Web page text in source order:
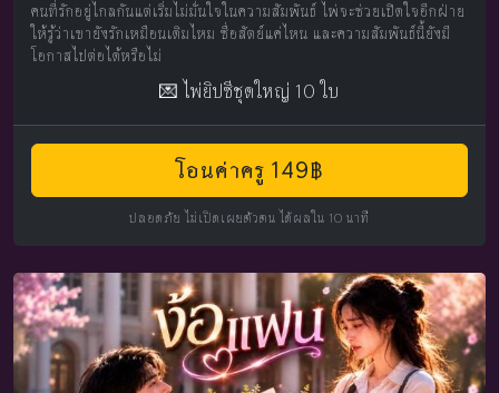
คนที่รักอยู่ไกลกันแต่เริ่มไม่มั่นใจในความสัมพันธ์ ไพ่จะช่วยเปิดใจอีกฝ่าย
ให้รู้ว่าเขายังรักเหมือนเดิมไหม ซื่อสัตย์แค่ไหน และความสัมพันธ์นี้ยังมี
โอกาสไปต่อได้หรือไม่
💌 ไพ่ยิปซีชุดใหญ่ 10 ใบ
โอนค่าครู 149฿
ปลอดภัย ไม่เปิดเผยตัวตน ได้ผลใน 10 นาที